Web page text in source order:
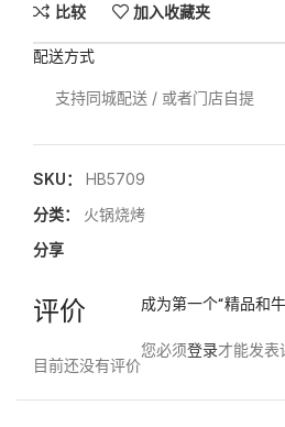
比较 加入收藏夹
配送方式
支持同城配送 / 或者门店自提
SKU： HB5709
分类：
火锅烧烤
分享
评价
目前还没有评价
成为第一个“精品和
您必须登录才能发表